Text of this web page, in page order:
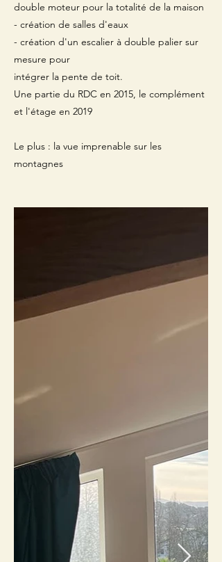
double moteur pour la totalité de la maison
- création de salles d'eaux
- création d'un escalier à double palier sur
mesure pour
intégrer la pente de toit.
Une partie du RDC en 2015, le complément
et l'étage en 2019
Le plus : la vue imprenable sur les
montagnes